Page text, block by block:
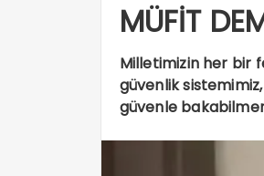
MÜFİT
Milletimizin her bir
güvenlik
güvenle